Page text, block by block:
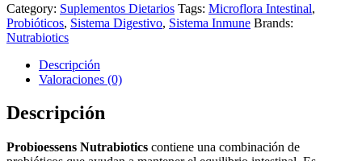
Category: Suplementos Dietarios Tags: Microflora Intestinal,
Probióticos, Sistema Digestivo, Sistema Inmune Brands:
Nutrabiotics
Descripción
Valoraciones (0)
Descripción
Probioessens Nutrabiotics contiene una combinación de